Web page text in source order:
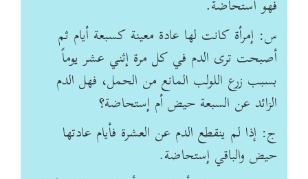
فهو استحاضة.
س: إمرأة كانت لها عادة معينة كسبعة أيام ثم
أصبحت ترى الدم في كل مرة إثني عشر يوماً
بسبب زرع اللولب المانع من الحمل، فهل الدم
الزائد عن السبعة حيض أم إستحاضة؟
ج: إذا لم ينقطع الدم عن العشرة فأيام عادتها
حيض والباقي إستحاضة.